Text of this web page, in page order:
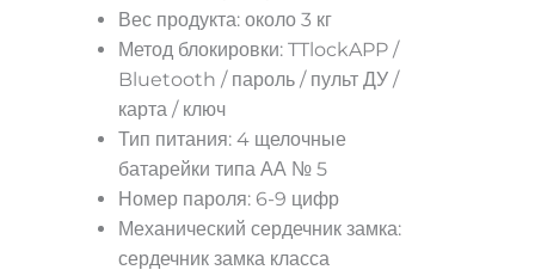
Вес продукта: около 3 кг
Метод блокировки: TTlockAPP /
Bluetooth / пароль / пульт ДУ /
карта / ключ
Тип питания: 4 щелочные
батарейки типа АА № 5
Номер пароля: 6-9 цифр
Механический сердечник замка:
сердечник замка класса